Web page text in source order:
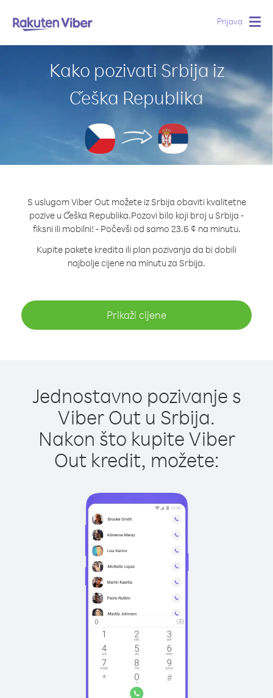
Prijava
Kako pozivati Srbija iz
Češka Republika
S uslugom Viber Out možete iz Srbija obaviti kvalitetne
pozive u Češka Republika.Pozovi bilo koji broj u Srbija -
fiksni ili mobilni! - Počevši od samo 23.6 ¢ na minutu.
Kupite pakete kredita ili plan pozivanja da bi dobili
najbolje cijene na minutu za Srbija.
Prikaži cijene
Jednostavno pozivanje s
Viber Out u Srbija.
Nakon što kupite Viber
Out kredit, možete: